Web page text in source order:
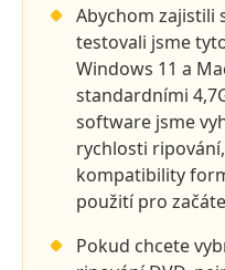
Abychom zajistili
testovali jsme
Windows 11 a
standardními
software jsme
rychlosti
kompatibility
použití pro
Pokud chcete